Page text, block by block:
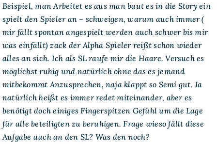
Beispiel, man Arbeitet es aus man baut es in die Story ein
spielt den Spieler an – schweigen, warum auch immer (
mir fällt spontan angespielt werden auch schwer bis mir
was einfällt) zack der Alpha Spieler reißt schon wieder
alles an sich. Ich als SL raufe mir die Haare. Versuch es
möglichst ruhig und natürlich ohne das es jemand
mitbekommt Anzusprechen, naja klappt so Semi gut. Ja
natürlich heißt es immer redet miteinander, aber es
benötigt doch einiges Fingerspitzen Gefühl um die Lage
für alle beteiligten zu beruhigen. Frage wieso fällt diese
Aufgabe auch an den SL? Was den noch?